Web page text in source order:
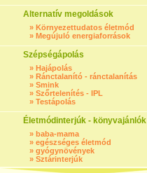
Alternatív megoldások
» Környezettudatos életmód
» Megújuló energiaforrások
Szépségápolás
» Hajápolás
» Ránctalanító - ránctalanítás
» Smink
» Szőrtelenítés - IPL
» Testápolás
Életmódinterjúk - könyvajánlók
» baba-mama
» egészséges életmód
» gyógynövények
» Sztárinterjúk